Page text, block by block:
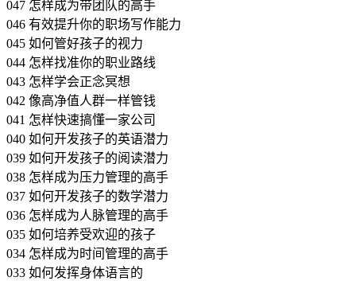
047 怎样成为带团队的高手
046 有效提升你的职场写作能力
045 如何管好孩子的视力
044 怎样找准你的职业路线
043 怎样学会正念冥想
042 像高净值人群一样管钱
041 怎样快速搞懂一家公司
040 如何开发孩子的英语潜力
039 如何开发孩子的阅读潜力
038 怎样成为压力管理的高手
037 如何开发孩子的数学潜力
036 怎样成为人脉管理的高手
035 如何培养受欢迎的孩子
034 怎样成为时间管理的高手
033 如何发挥身体语言的